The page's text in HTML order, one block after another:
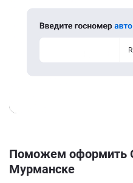
Поможем оформить
Мурманске